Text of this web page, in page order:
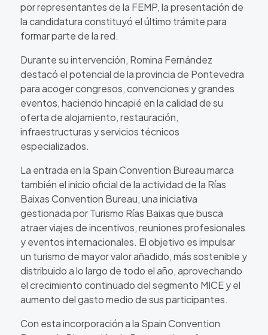
por representantes de la FEMP, la presentación de
la candidatura constituyó el último trámite para
formar parte de la red.
Durante su intervención, Romina Fernández
destacó el potencial de la provincia de Pontevedra
para acoger congresos, convenciones y grandes
eventos, haciendo hincapié en la calidad de su
oferta de alojamiento, restauración,
infraestructuras y servicios técnicos
especializados.
La entrada en la Spain Convention Bureau marca
también el inicio oficial de la actividad de la Rías
Baixas Convention Bureau, una iniciativa
gestionada por Turismo Rías Baixas que busca
atraer viajes de incentivos, reuniones profesionales
y eventos internacionales. El objetivo es impulsar
un turismo de mayor valor añadido, más sostenible y
distribuido a lo largo de todo el año, aprovechando
el crecimiento continuado del segmento MICE y el
aumento del gasto medio de sus participantes.
Con esta incorporación a la Spain Convention